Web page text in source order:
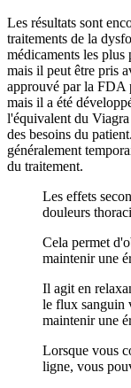
Les résultats sont
traitements de la
médicaments les
mais il peut être pris
approuvé par la FDA
mais il a été
l'équivalent du
des besoins du
généralement
du traitement.
Les effets
douleurs
Cela permet
maintenir une
Il agit en
le flux sanguin
maintenir une
Lorsque vous
ligne, vous